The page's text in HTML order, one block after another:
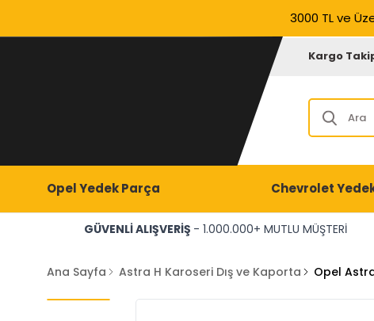
3000 TL ve
Kargo
Opel Yedek Parça Chevrolet
GÜVENLİ ALIŞVERİŞ - 1.000.000+ MUTLU MÜŞTERİ
Ana Sayfa Astra H Karoseri Dış ve Kaporta Opel